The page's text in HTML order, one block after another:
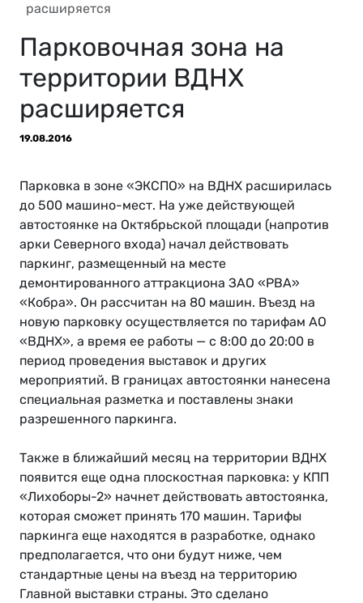
расширяется
Парковочная зона на
территории ВДНХ
расширяется
19.08.2016
Парковка в зоне «ЭКСПО» на ВДНХ расширилась
до 500 машино-мест. На уже действующей
автостоянке на Октябрьской площади (напротив
арки Северного входа) начал действовать
паркинг, размещенный на месте
демонтированного аттракциона ЗАО «РВА»
«Кобра». Он рассчитан на 80 машин. Въезд на
новую парковку осуществляется по тарифам АО
«ВДНХ», а время ее работы — с 8:00 до 20:00 в
период проведения выставок и других
мероприятий. В границах автостоянки нанесена
специальная разметка и поставлены знаки
разрешенного паркинга.
Также в ближайший месяц на территории ВДНХ
появится еще одна плоскостная парковка: у КПП
«Лихоборы-2» начнет действовать автостоянка,
которая сможет принять 170 машин. Тарифы
паркинга еще находятся в разработке, однако
предполагается, что они будут ниже, чем
стандартные цены на въезд на территорию
Главной выставки страны. Это сделано